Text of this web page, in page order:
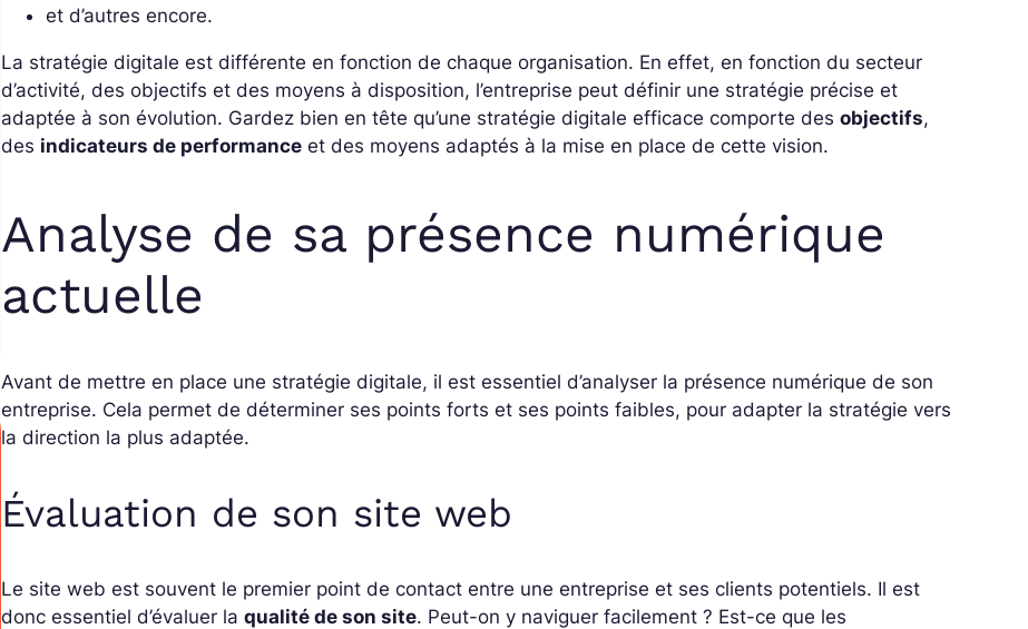
et d’autres encore.
La stratégie digitale est différente en fonction de chaque organisation. En effet, en fonction du secteur
d’activité, des objectifs et des moyens à disposition, l’entreprise peut définir une stratégie précise et
adaptée à son évolution. Gardez bien en tête qu’une stratégie digitale efficace comporte desobjectifs,
des indicateurs de performance et des moyens adaptés à la mise en place de cette vision.
Analyse de sa présence numérique
actuelle
Avant de mettre en place une stratégie digitale, il est essentiel d’analyser la présence numérique de son
entreprise. Cela permet de déterminer ses points forts et ses points faibles, pour adapter la stratégie vers
la direction la plus adaptée.
Évaluation de son site web
Le site web est souvent le premier point de contact entre une entreprise et ses clients potentiels. Il est
donc essentiel d’évaluer laqualité de son site. Peut-on y naviguer facilement ? Est-ce que les